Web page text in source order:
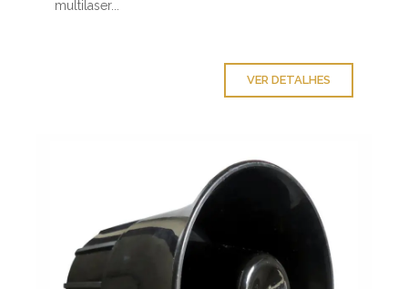
multilaser...
VER DETALHES